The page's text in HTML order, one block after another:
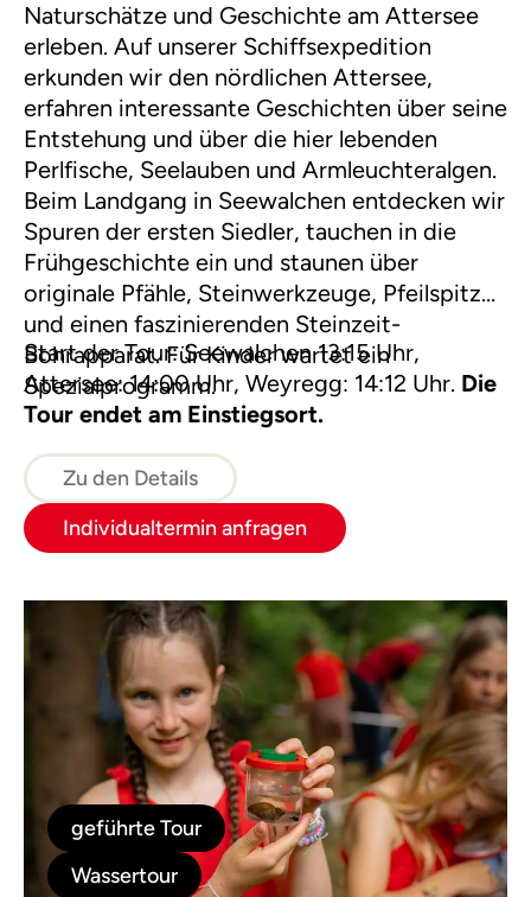
Naturschätze und Geschichte am Attersee
erleben. Auf unserer Schiffsexpedition
erkunden wir den nördlichen Attersee,
erfahren interessante Geschichten über seine
Entstehung und über die hier lebenden
Perlfische, Seelauben und Armleuchteralgen.
Beim Landgang in Seewalchen entdecken wir
Spuren der ersten Siedler, tauchen in die
Frühgeschichte ein und staunen über
originale Pfähle, Steinwerkzeuge, Pfeilspitzen
und einen faszinierenden Steinzeit-
Bohrapparat. Für Kinder wartet ein
Spezialprogramm.
Start der Tour: Seewalchen 13:15 Uhr,
Attersee: 14:00 Uhr, Weyregg: 14:12 Uhr. Die
Tour endet am Einstiegsort.
Zu den Details
Individualtermin anfragen
geführte Tour
Wassertour